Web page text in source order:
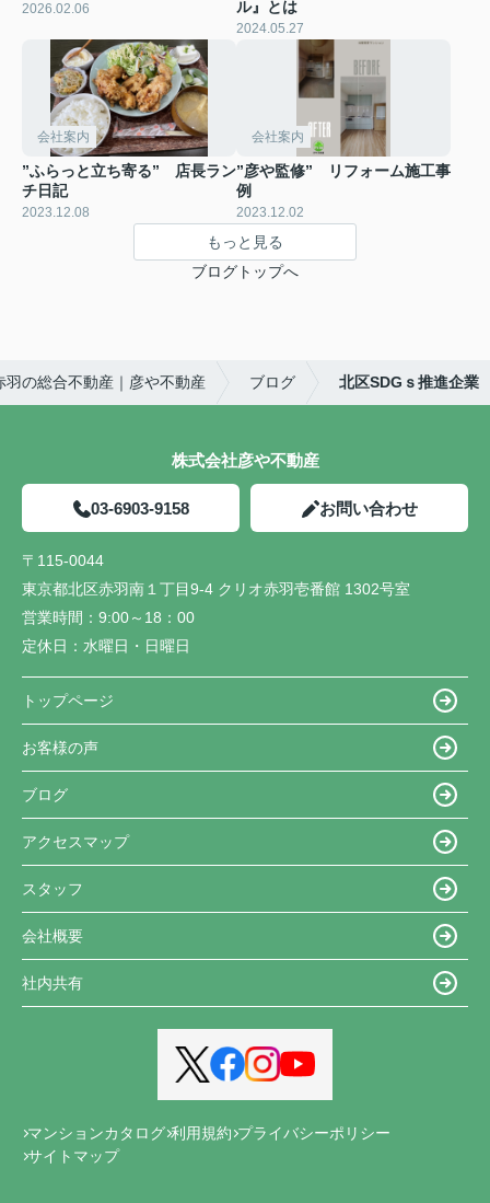
2026.02.06 ル』とは
2024.05.27
会社案内
”ふらっと立ち寄る” 店長ラン
チ日記
2023.12.08
会社案内
”彦や監修” リフォーム施工事
例
2023.12.02
もっと見る
ブログトップへ
羽の総合不動産｜彦や不動産 ブログ 北区SDGｓ推進企業
株式会社彦や不動産
03-6903-9158 お問い合わせ
〒115-0044
東京都北区赤羽南１丁目9-4 クリオ赤羽壱番館 1302号室
営業時間： 9:00～18：00
定休日： 水曜日・日曜日
トップページ
お客様の声
ブログ
アクセスマップ
スタッフ
会社概要
社内共有
マンションカタログ 利用規約 プライバシーポリシー
サイトマップ